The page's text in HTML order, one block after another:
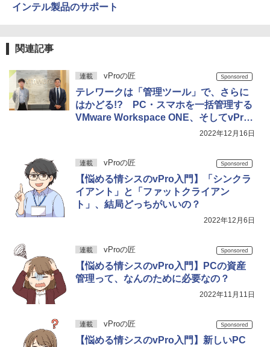
インテル製品のサポート
関連記事
連載 vProの匠
テレワークは「管理ツール」で、さらに
はかどる!? PC・スマホを一括管理する
VMware Workspace ONE、そしてvPro
を連携させると何ができるのか？2022年12月16日
連載 vProの匠
【悩める情シスのvPro入門】「シンクラ
イアント」と「ファットクライアン
ト」、結局どっちがいいの？
2022年12月6日
連載 vProの匠
【悩める情シスのvPro入門】PCの資産
管理って、なんのために必要なの？
2022年11月11日
連載 vProの匠
【悩める情シスのvPro入門】新しいPC